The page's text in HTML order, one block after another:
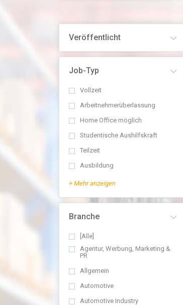
Veröffentlicht
Job-Typ
Vollzeit
Arbeitnehmerüberlassung
Home Office möglich
Studentische Aushilfskraft
Teilzeit
Ausbildung
+ Mehr anzeigen
Branche
[Alle]
Agentur, Werbung, Marketing &
PR
Allgemein
Automotive
Automotive Industry